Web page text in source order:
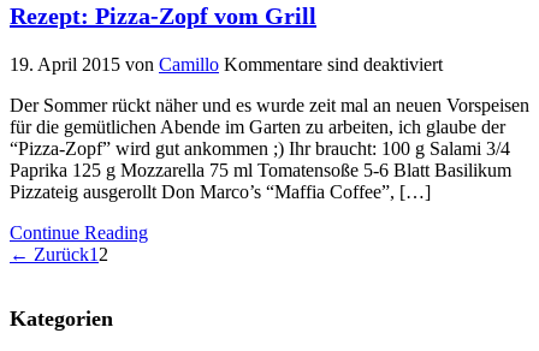
Rezept: Pizza-Zopf vom Grill
19. April 2015 von Camillo Kommentare sind deaktiviert
Der Sommer rückt näher und es wurde zeit mal an neuen Vorspeisen
für die gemütlichen Abende im Garten zu arbeiten, ich glaube der
“Pizza-Zopf” wird gut ankommen ;) Ihr braucht: 100 g Salami 3/4
Paprika 125 g Mozzarella 75 ml Tomatensoße 5-6 Blatt Basilikum
Pizzateig ausgerollt Don Marco’s “Maffia Coffee”, […]
Continue Reading
← Zurück1 2
Kategorien